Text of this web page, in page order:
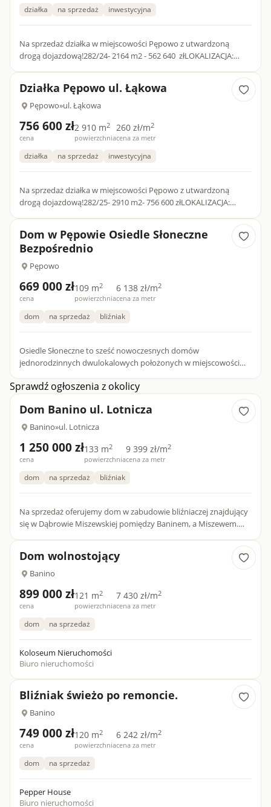
działka na sprzedaż inwestycyjna
Na sprzedaż działka w miejscowości Pępowo z utwardzoną
drogą dojazdową!282/24- 2164 m2 - 562 640 złLOKALIZACJA:
Działka Pępowo ul. Łąkowa
Pępowo»ul. Łąkowa
756 600 zł
cena
2 910 m2
powierzchnia
260 zł/m2
cena za metr
działka na sprzedaż inwestycyjna
Na sprzedaż działka w miejscowości Pępowo z utwardzoną
drogą dojazdową!282/25- 2910 m2- 756 600 złLOKALIZACJA:
Dom w Pępowie Osiedle Słoneczne
Bezpośrednio
Pępowo
669 000 zł
cena
109 m2
powierzchnia
6 138 zł/m2
cena za metr
dom na sprzedaż bliźniak
Osiedle Słoneczne to sześć nowoczesnych domów
jednorodzinnych dwulokalowych położonych w miejscowości
dom o funkcjonaln...
Sprawdź ogłoszenia z okolicy
Dom Banino ul. Lotnicza
Banino»ul. Lotnicza
1 250 000 zł
cena
133 m2
powierzchnia
9 399 zł/m2
cena za metr
dom na sprzedaż bliźniak
Na sprzedaż oferujemy dom w zabudowie bliźniaczej znajdujący
się w Dąbrowie Miszewskiej pomiędzy Baninem, a Miszewem.
Dom wolnostojący
Banino
899 000 zł
cena
121 m2
powierzchnia
7 430 zł/m2
cena za metr
dom na sprzedaż
Koloseum Nieruchomości
Biuro nieruchomości
Bliźniak świeżo po remoncie.
Banino
749 000 zł
cena
120 m2
powierzchnia
6 242 zł/m2
cena za metr
dom na sprzedaż
Pepper House
Biuro nieruchomości